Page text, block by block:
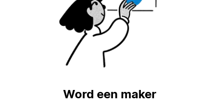
Word een maker